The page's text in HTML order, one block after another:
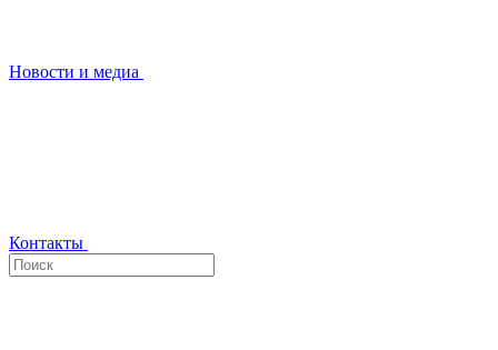
Новости и медиа
Контакты